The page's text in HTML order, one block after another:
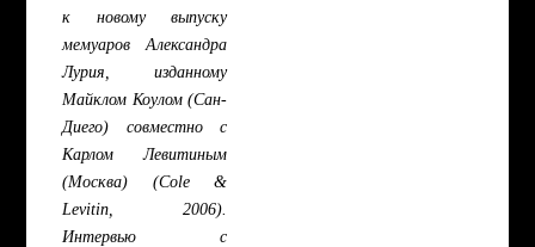
к новому выпуску
мемуаров Александра
Лурия, изданному
Майклом Коулом (Сан-
Диего) совместно с
Карлом Левитиным
(Москва) (Cole &
Levitin, 2006).
Интервью с